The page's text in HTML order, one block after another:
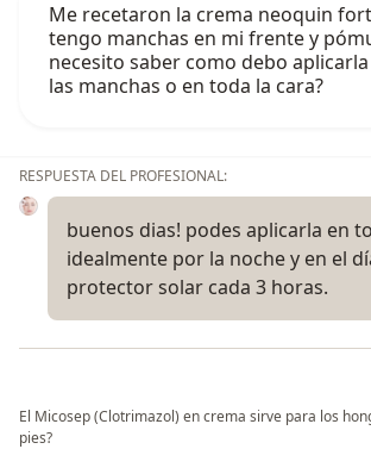
Me recetaron la crema neoquin
tengo manchas en mi frente y
necesito saber como debo
las manchas o en toda la cara?
RESPUESTA DEL PROFESIONAL:
buenos dias! podes aplicarla en
idealmente por la noche y en el
protector solar cada 3 horas.
El Micosep (Clotrimazol) en crema sirve para los
pies?